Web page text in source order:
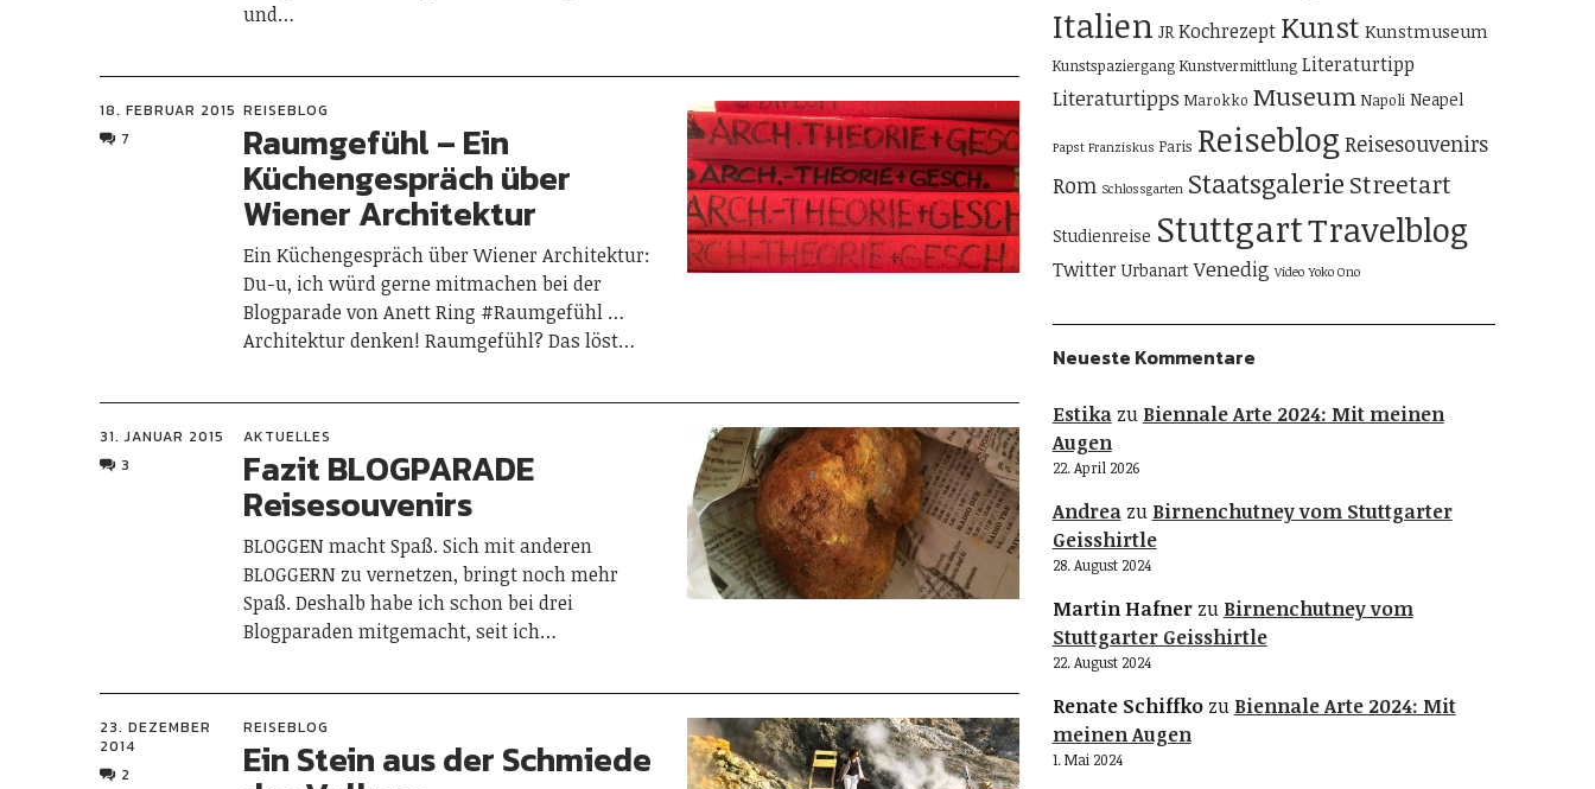
und…
18. FEBRUAR 2015
7
REISEBLOG
Raumgefühl – Ein
Küchengespräch über
Wiener Architektur
Ein Küchengespräch über Wiener Architektur:
Du-u, ich würd gerne mitmachen bei der
Blogparade von Anett Ring #Raumgefühl …
Architektur denken! Raumgefühl? Das löst…
31. JANUAR 2015
3
AKTUELLES
Fazit BLOGPARADE
Reisesouvenirs
BLOGGEN macht Spaß. Sich mit anderen
BLOGGERN zu vernetzen, bringt noch mehr
Spaß. Deshalb habe ich schon bei drei
Blogparaden mitgemacht, seit ich…
23. DEZEMBER
2014
2
REISEBLOG
Ein Stein aus der Schmiede
Italien JR Kochrezept Kunst Kunstmuseum
Kunstspaziergang Kunstvermittlung Literaturtipp
Literaturtipps Marokko Museum Napoli Neapel
Papst Franziskus Paris Reiseblog Reisesouvenirs
Rom Schlossgarten Staatsgalerie Streetart
Studienreise StuttgartTravelblog
Twitter Urbanart Venedig Video Yoko Ono
Neueste Kommentare
Estikazu Biennale Arte 2024: Mit meinen
Augen
22. April 2026
Andreazu Birnenchutney vom Stuttgarter
Geisshirtle
28. August 2024
Martin Hafnerzu Birnenchutney vom
Stuttgarter Geisshirtle
22. August 2024
Renate Schiffkozu Biennale Arte 2024: Mit
meinen Augen
1. Mai 2024